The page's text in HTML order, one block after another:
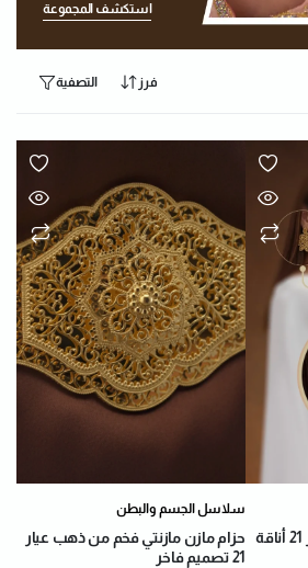
استكشف المجموعة
التصفية فرز
سلاسل الجسم والبطن
حزام مازن مازنتي فخم من ذهب عيار
21 تصميم فاخر
حلق أوراق الشجر ذهب عيار 21 أناقة